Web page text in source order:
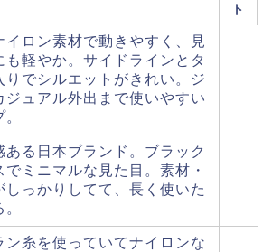
ト
イロン素材で動きやすく、見
も軽やか。サイドラインとタ
りでシルエットがきれい。ジ
ジュアル外出まで使いやすい
ある日本ブランド。ブラック
でミニマルな見た目。素材・
しっかりしてて、長く使いた
ン糸を使っていてナイロンな